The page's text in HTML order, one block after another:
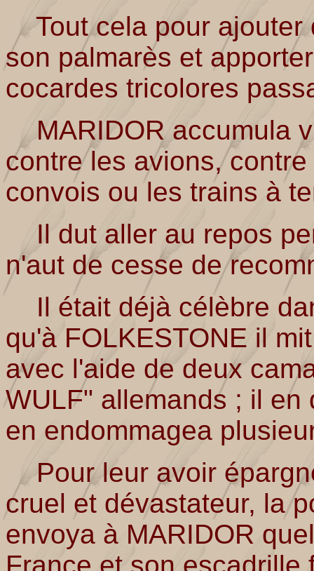
Tout cela pour ajouter
son palmarès et
cocardes tricolores
MARIDOR accumula
contre les avions,
convois ou les trains à
Il dut aller au repos
n'aut de cesse de
Il était déjà célèbre
qu'à FOLKESTONE il
avec l'aide de deux
WULF" allemands ; il
en endommagea
Pour leur avoir
cruel et dévastateur, la
envoya à MARIDOR